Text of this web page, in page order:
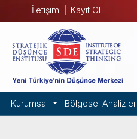
İletişim Kayıt Ol
Kurumsal Bölgesel Analizler